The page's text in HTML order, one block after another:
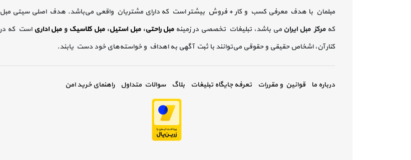
مبلمان با هدف معرفی کسب و کار + فروش بیشتر است که دارای مشتریان واقعی می‌باشد. هدف اصلی سیتی مبل
کهمرکز مبل ایران می باشد، تبلیغات تخصصی در زمینه مبل راحتی،مبل استیل،مبل کلاسیک ومبل اداری است که در
کنار آن، اشخاص حقیقی و حقوقی می‌توانند با ثبت آگهی به اهداف و خواسته‌های خود دست یابند.
درباره ما قوانین و مقررات تعرفه جایگاه تبلیغات بلاگ سوالات متداول راهنمای خرید امن